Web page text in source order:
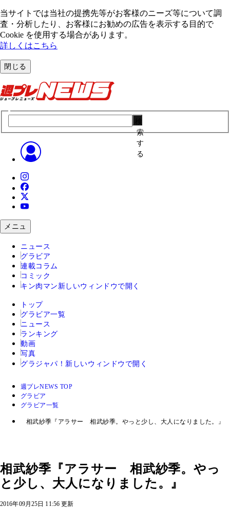
当サイトでは当社の提携先等がお客様のニーズ等について調
査・分析したり、お客様にお勧めの広告を表⽰する⽬的で
Cookie を使⽤する場合があります。
詳しくはこちら
閉じる
索
す
る
メニュ
ニュース
グラビア
連載コラム
コミック
キン肉マン 新しいウィンドウで開く
トップ
グラビア一覧
ニュース
ランキング
動画
写真
グラジャパ！ 新しいウィンドウで開く
週プレNEWS TOP
グラビア
グラビア一覧
相武紗季『アラサー 相武紗季。やっと少し、大人になりました。』
相武紗季『アラサー 相武紗季。やっ
と少し、大人になりました。』
2016年09月25日 11:56 更新